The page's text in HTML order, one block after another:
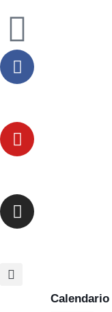
Calendario